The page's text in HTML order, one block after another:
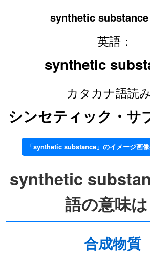
synthetic substance
英語：
synthetic
カタカナ語読
シンセティック・サ
「synthetic substance」のイメージ画
synthetic
語の意味は
合成物質